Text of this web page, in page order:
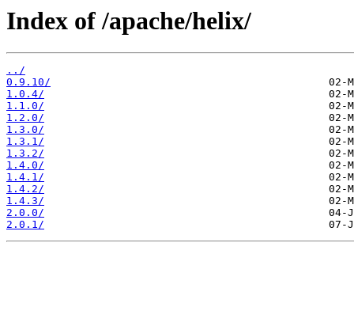
Index of /apache/helix/
../
0.9.10/
1.0.4/
1.1.0/
1.2.0/
1.3.0/
1.3.1/
1.3.2/
1.4.0/
1.4.1/
1.4.2/
1.4.3/
2.0.0/
2.0.1/